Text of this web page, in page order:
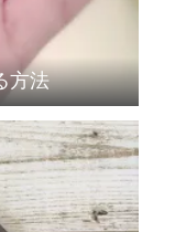
方法